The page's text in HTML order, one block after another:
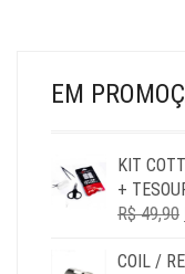
EM
KIT
+
R$49,90
COIL /